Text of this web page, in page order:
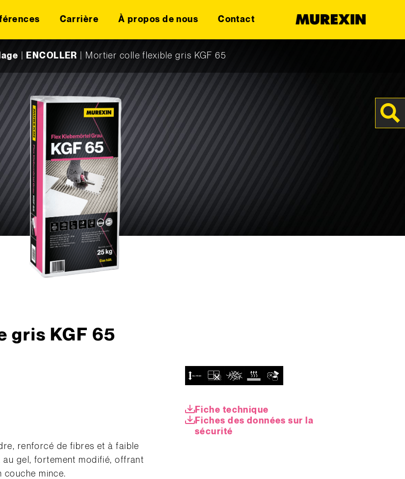
Carrière À propos de nous Contact
ENCOLLER Mortier colle flexible gris KGF 65
gris KGF 65
renforcé de fibres et à faible
au gel, fortement modifié, offrant
couche mince.
Fiche technique
Fiches des données sur la
sécurité